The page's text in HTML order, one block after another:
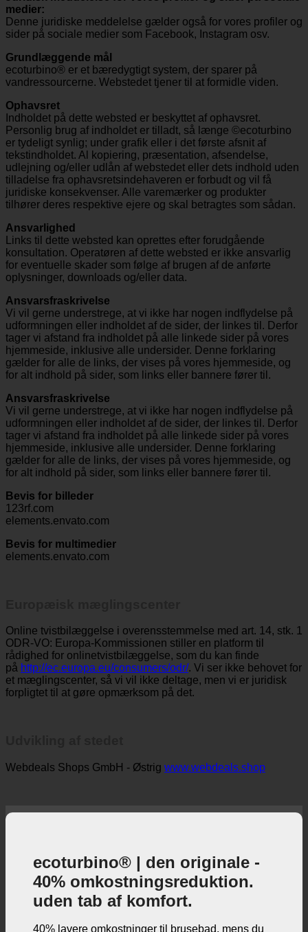
Juridisk meddelelse for vores profiler og sider på sociale
medier:
Denne juridiske meddelelse gælder også for vores profiler og
sider på sociale medier som Facebook, Instagram osv.
Grundlæggende mål
ecoturbino® er et bæredygtigt system, der sparer på
vandressourcerne. Webstedet tjener til at formidle viden.
Ophavsret
Indholdet på dette websted er beskyttet af ophavsret.
Personlig brug af indholdet er tilladt, så længe ©ecoturbino
er tydeligt synlig; under grafik eller i det første afsnit af
tekstindholdet. Al kopiering, præsentation, afsendelse,
udlejning og/eller udlån af webstedet eller dets indhold uden
tilladelse fra ophavsretsindehaveren er forbudt og vil få
juridiske konsekvenser. Alle varemærker og produkter
tilhører deres respektive ejere og skal betragtes som sådan.
Ansvarlighed
Links til dette websted kan oprettes efter forudgående
konsultation. Operatøren af dette websted er ikke ansvarlig
for eventuelle skader som følge af brugen af de anførte
oplysninger, downloads og/eller data.
Ansvarsfraskrivelse
Vi vil gerne understrege, at vi ikke har nogen indflydelse på
udformningen eller indholdet af de sider, der linkes til. Derfor
tager vi afstand fra indholdet på alle linkede sider på vores
hjemmeside, inklusive alle undersider. Denne forklaring
gælder for alle de links, der vises på vores hjemmeside, og
for alt indhold på sider, som links eller bannere fører til.
Ansvarsfraskrivelse
Vi vil gerne understrege, at vi ikke har nogen indflydelse på
udformningen eller indholdet af de sider, der linkes til. Derfor
tager vi afstand fra indholdet på alle linkede sider på vores
hjemmeside, inklusive alle undersider. Denne forklaring
gælder for alle de links, der vises på vores hjemmeside, og
for alt indhold på sider, som links eller bannere fører til.
Bevis for billeder
123rf.com
Bevis for multimedier
Online tvistbilæggelse i overensstemmelse med art. 14, stk. 1
ODR-VO: Europa-Kommissionen stiller en platform til
rådighed for onlinetvistbilæggelse, som du kan finde
påhttp://ec.europa.eu/consumers/odr/. Vi ser ikke behovet for
et mæglingscenter, så vi vil ikke deltage, men vi er juridisk
Webdeals Shops GmbH - Østrig www.webdeals.shop
ecoturbino® | den originale -
40% omkostningsreduktion.
uden tab af komfort.